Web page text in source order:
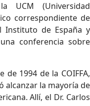
UCM (Universidad
correspondiente de
Instituto de España y
conferencia sobre
de 1994 de la COIFFA,
alcanzar la mayoría de
Allí, el Dr. Carlos